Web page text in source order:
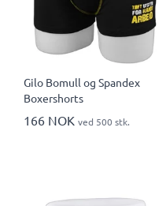
Gilo Bomull og Spandex
Boxershorts
166 NOK ved 500 stk.